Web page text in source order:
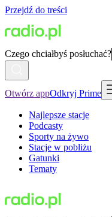
Przejdź do treści
Czego chciałbyś posłuchać?
Otwórz appOdkryj Prime
Najlepsze stacje
Podcasty
Sporty na żywo
Stacje w pobliżu
Gatunki
Tematy